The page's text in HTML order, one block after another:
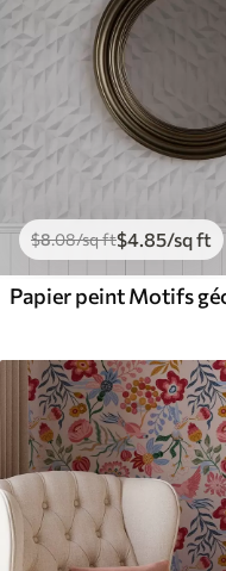
$8.08/sq ft$4.85/sq ft